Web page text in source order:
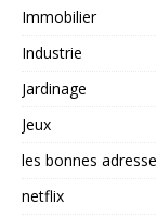
Immobilier
Industrie
Jardinage
Jeux
les bonnes
netflix